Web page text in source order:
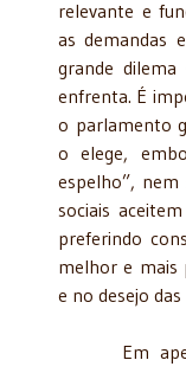
relevante e
as demandas
grande dilema
enfrenta. É
o parlamento
o elege,
espelho”, nem
sociais
preferindo
melhor e mais
e no desejo das
Em